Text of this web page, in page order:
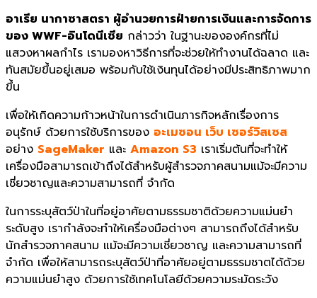
อาเรีย นากาซาสตรา ผู้อำนวยการฝ่ายการเงินและการจัดการ
ของ WWF-อินโดนีเซีย กล่าวว่า ในฐานะขององค์กรที่ไม่
แสวงหาผลกำไร เรามองหาวิธีการที่จะช่วยให้ทำงานได้ฉลาด และ
ทันสมัยขึ้นอยู่เสมอ พร้อมกับใช้เงินทุนได้อย่างมีประสิทธิภาพมาก
ขึ้น
เพื่อให้เกิดความก้าวหน้าในการดำเนินภารกิจหลักเรื่องการ
อนุรักษ์ ด้วยการใช้บริการของ อะเมซอน เว็บ เซอร์วิสเซส
อย่าง SageMaker และ Amazon S3 เราเริ่มต้นที่จะทำให้
เครื่องมือสามารถเข้าถึงได้สำหรับผู้สำรวจภาคสนามแม้จะมีความ
เชี่ยวชาญและความสามารถที่ จำกัด
ในการระบุสัตว์ป่าในที่อยู่อาศัยตามธรรมชาติด้วยความแม่นยำ
ระดับสูง เรากำลังจะทำให้เครื่องมือต่างๆ สามารถถึงได้สำหรับ
นักสำรวจภาคสนาม แม้จะมีความเชี่ยวชาญ และความสามารถที่
จำกัด เพื่อให้สามารถระบุสัตว์ป่าที่อาศัยอยู่ตามธรรมชาตได้ด้วย
ความแม่นยำสูง ด้วยการใช้เทคโนโลยีด้วยความระมัดระวัง